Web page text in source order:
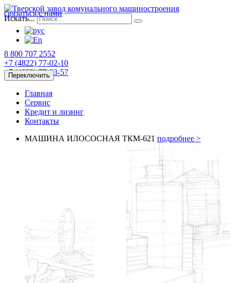
Искать...
связаться с нами
8 800 707 2552
+7 (4822) 77-02-10
+7 (4822)77-03-57
Переключить
Главная
Сервис
Кредит и лизинг
Контакты
МАШИНА ИЛОСОСНАЯ ТКМ-621 подробнее >